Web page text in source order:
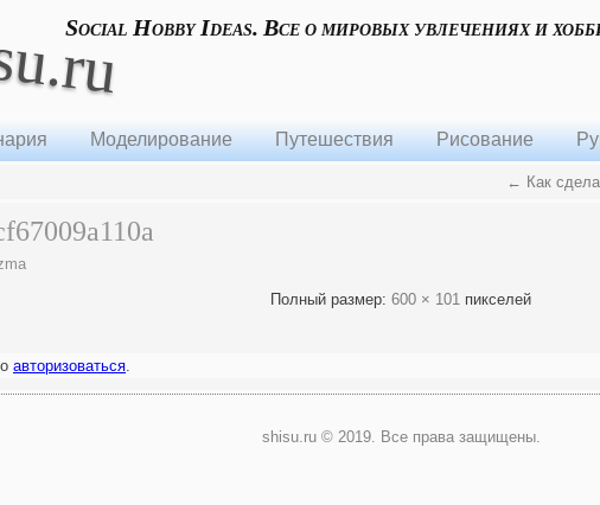
Social Hobby Ideas. Все о мировых увлечениях и
Моделирование Путешествия Рисование
← Как
Полный размер: 600 × 101 пикселей
авторизоваться.
shisu.ru © 2019. Все права защищены.